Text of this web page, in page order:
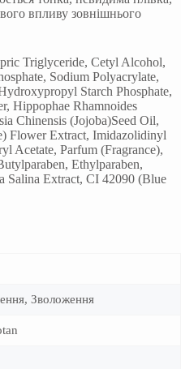
впливу зовнішнього
Triglyceride, Cetyl Alcohol,
Sodium Polyacrylate,
Starch Phosphate,
Hippophae Rhamnoides
Chinensis (Jojoba)Seed Oil,
Flower Extract, Imidazolidinyl
Acetate, Parfum (Fragrance),
Ethylparaben,
Salina Extract, CI 42090 (Blue
Зволоження